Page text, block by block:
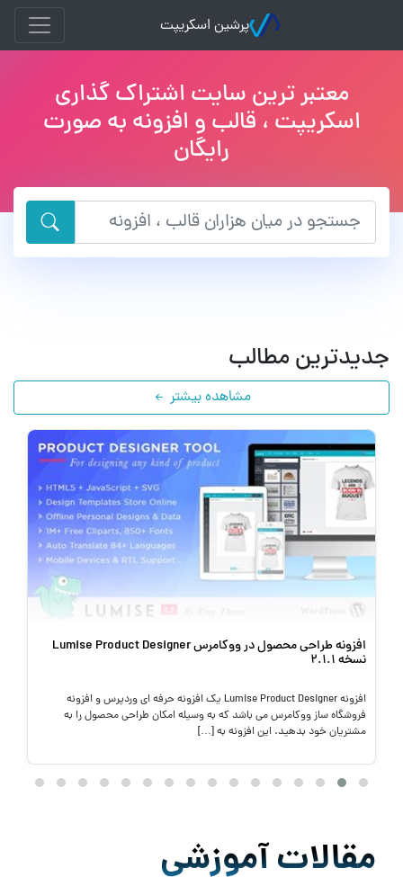
پرشین اسکریپت
معتبر ترین سایت اشتراک گذاری
اسکریپت ، قالب و افزونه به صورت
رایگان
قدیمی ترین و معتبر ترین مرجع دانلود محتوای تحت وب
جدیدترین مطالب
مشاهده بیشتر
افزونه Security Ninja PRO یک افزونه امنیتی برای سیستم مدیریت محتوا
وردپرس است. این افزونه با هدف افزایش امنیت وبسایت وردپرس شما
مقالات آموزشی